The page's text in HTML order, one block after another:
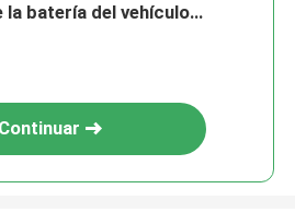
la batería del vehículo
Continuar